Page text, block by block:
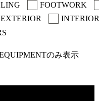
FOOTWORK
EXTERIOR
INTERIOR
のみ表示